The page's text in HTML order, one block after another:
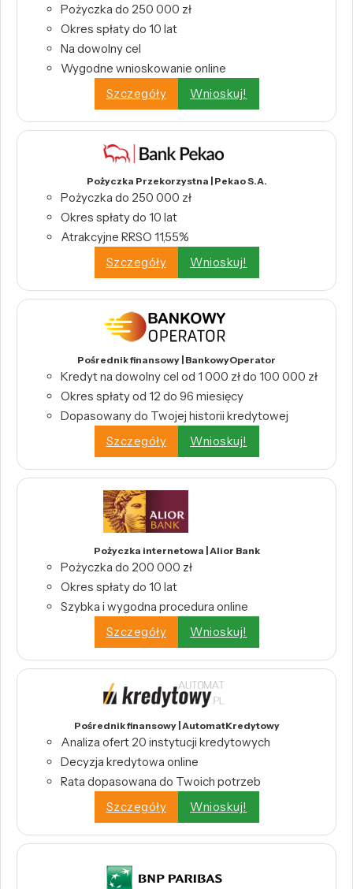
Pożyczka do 250 000 zł
Okres spłaty do 10 lat
Na dowolny cel
Wygodne wnioskowanie online
Szczegóły
Wnioskuj!
Pożyczka Przekorzystna | Pekao S.A.
Pożyczka do 250 000 zł
Okres spłaty do 10 lat
Atrakcyjne RRSO 11,55%
Szczegóły
Wnioskuj!
Pośrednik finansowy | BankowyOperator
Kredyt na dowolny cel od 1 000 zł do 100 000 zł
Okres spłaty od 12 do 96 miesięcy
Dopasowany do Twojej historii kredytowej
Szczegóły
Wnioskuj!
Pożyczka internetowa | Alior Bank
Pożyczka do 200 000 zł
Okres spłaty do 10 lat
Szybka i wygodna procedura online
Szczegóły
Wnioskuj!
Pośrednik finansowy | AutomatKredytowy
Analiza ofert 20 instytucji kredytowych
Decyzja kredytowa online
Rata dopasowana do Twoich potrzeb
Szczegóły
Wnioskuj!